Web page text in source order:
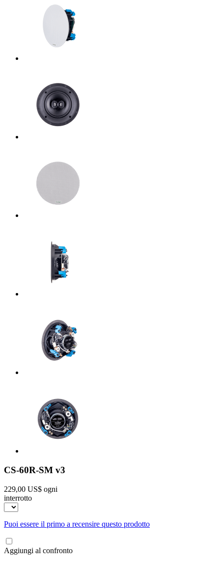
CS-60R-SM v3
229,00 US$ ogni
interrotto
Puoi essere il primo a recensire questo prodotto
Aggiungi al confronto